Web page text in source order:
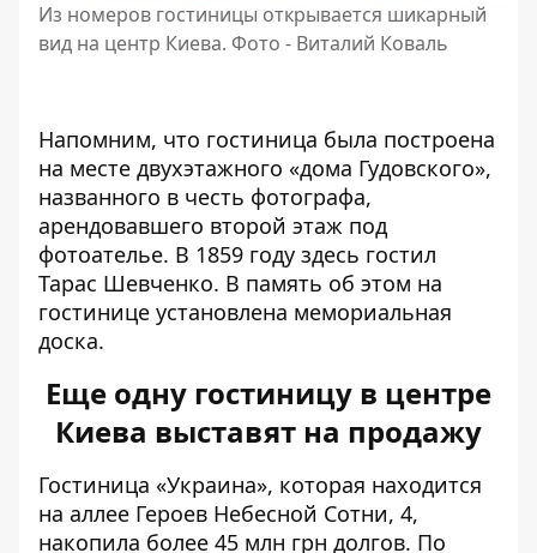
Из номеров гостиницы открывается шикарный
вид на центр Киева. Фото - Виталий Коваль
Напомним, что гостиница была построена
на месте двухэтажного «дома Гудовского»,
названного в честь фотографа,
арендовавшего второй этаж под
фотоателье. В 1859 году здесь гостил
Тарас Шевченко. В память об этом на
гостинице установлена ​​мемориальная
доска.
Еще одну гостиницу в центре
Киева выставят на продажу
Гостиница «Украина», которая находится
на аллее Героев Небесной Сотни, 4,
накопила более 45 млн грн долгов. По